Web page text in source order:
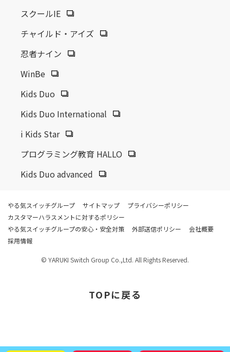
スクールIE
チャイルド・アイズ
忍者ナイン
WinBe
Kids Duo
Kids Duo International
i Kids Star
プログラミング教育 HALLO
Kids Duo advanced
やる気スイッチグループ サイトマップ
プライバシーポリシー
カスタマーハラスメントに対するポリシー
やる気スイッチグループの安心・安全対策
外部送信ポリシー
会社概要
採用情報
© YARUKI Switch Group Co.,Ltd. All Rights Reserved.
TOPに戻る